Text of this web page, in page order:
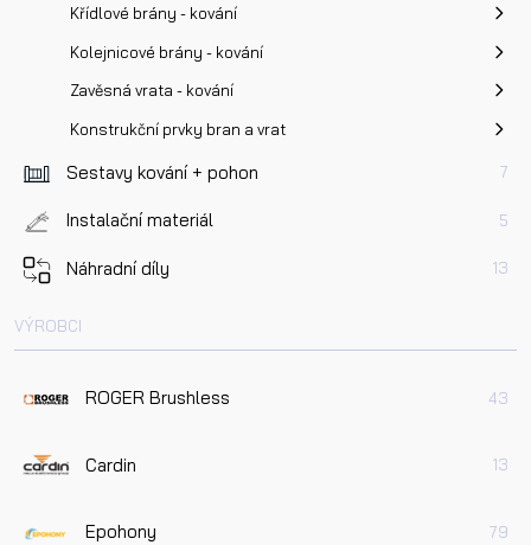
Křídlové brány - kování
Kolejnicové brány - kování
Zavěsná vrata - kování
Konstrukční prvky bran a vrat
Sestavy kování + pohon 7
Instalační materiál 5
Náhradní díly 13
VÝROBCI
ROGER Brushless 43
Cardin 13
Epohony 79